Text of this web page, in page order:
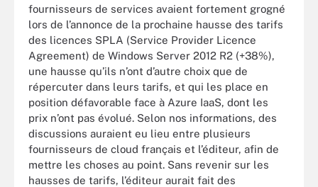
fournisseurs de services avaient fortement grogné
lors de l’annonce de la prochaine hausse des tarifs
des licences SPLA (Service Provider Licence
Agreement) de Windows Server 2012 R2 (+38%),
une hausse qu’ils n’ont d’autre choix que de
répercuter dans leurs tarifs, et qui les place en
position défavorable face à Azure IaaS, dont les
prix n’ont pas évolué. Selon nos informations, des
discussions auraient eu lieu entre plusieurs
fournisseurs de cloud français et l’éditeur, afin de
mettre les choses au point. Sans revenir sur les
hausses de tarifs, l’éditeur aurait fait des